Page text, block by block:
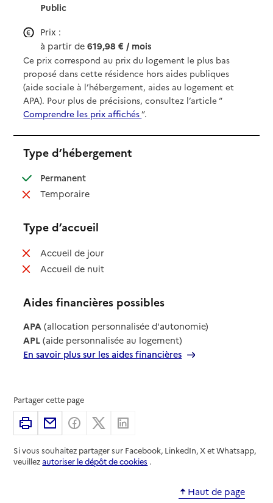
Public
Prix :
à partir de619,98 € / mois
Ce prix correspond au prix du logement le plus bas
proposé dans cette résidence hors aides publiques
(aide sociale à l’hébergement, aides au logement et
APA). Pour plus de précisions, consultez l’article “
Comprendre les prix affichés”.
Type d’hébergement
Permanent: disponible
Temporaire: non disponible
Type d’accueil
Accueil de jour: non disponible
Accueil de nuit: non disponible
Aides financières possibles
APA (allocation personnalisée d'autonomie)
APL (aide personnalisée au logement)
En savoir plus sur les aides financières
Partager cette page
ImprimerPartager par email
Partager sur Facebook
Partager sur X
Si vous souhaitez partager sur Facebook, LinkedIn, X et Whatsapp,
veuillezautoriser le dépôt de cookies .
Haut de page